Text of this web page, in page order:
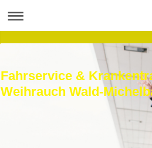
Fahrservice &
Weihrauch Wald-